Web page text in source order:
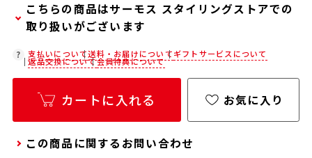
当商品は弊社でのお包みには対応しておりませ
ん。
お客様ご自身で包装する際にお使いいただけるギ
フト用品をご用意しておりますので、セルフラッ
ピング用のギフトバッグや手提げ袋が必要な場合
は、以下より合わせてご購入ください。
通常商品用ギフト用品
パーソナライズサービス用ギフト用品
こちらの商品はサーモス スタイリングストアでの
取り扱いがございます
在庫状況につきましては、各店舗までお電話にて
ご確認ください。
店舗紹介ページ
支払いについて送料・お届けについてギフトサービスについて
返品交換について会員特典について
カートに入れる お気に入り
この商品に関するお問い合わせ